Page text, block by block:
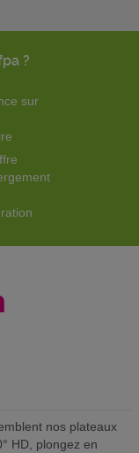
?
sur
nos plateaux
HD, plongez en